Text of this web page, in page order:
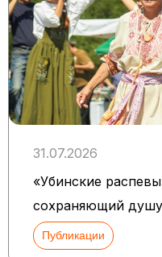
31.07.2026
«Убинские
сохраняющий
Публикации